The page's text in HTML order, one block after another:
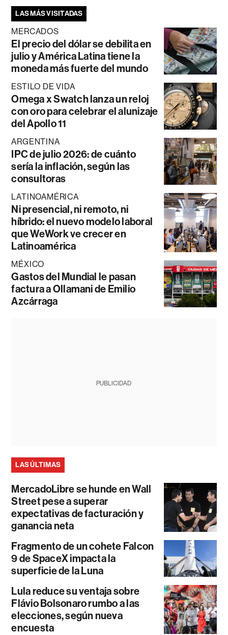
LAS MÁS VISITADAS
MERCADOS
El precio del dólar se debilita en
julio y América Latina tiene la
moneda más fuerte del mundo
ESTILO DE VIDA
Omega x Swatch lanza un reloj
con oro para celebrar el alunizaje
del Apollo 11
ARGENTINA
IPC de julio 2026: de cuánto
sería la inflación, según las
consultoras
LATINOAMÉRICA
Ni presencial, ni remoto, ni
híbrido: el nuevo modelo laboral
que WeWork ve crecer en
Latinoamérica
MÉXICO
Gastos del Mundial le pasan
factura a Ollamani de Emilio
Azcárraga
PUBLICIDAD
LAS ÚLTIMAS
MercadoLibre se hunde en Wall
Street pese a superar
expectativas de facturación y
ganancia neta
Fragmento de un cohete Falcon
9 de SpaceX impacta la
superficie de la Luna
Lula reduce su ventaja sobre
Flávio Bolsonaro rumbo a las
elecciones, según nueva
encuesta